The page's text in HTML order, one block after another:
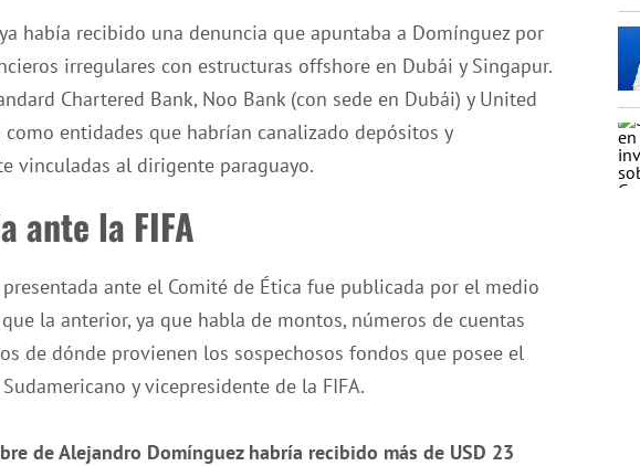
había recibido una denuncia que apuntaba a Domínguez por
irregulares con estructuras offshore en Dubái y Singapur.
Chartered Bank, Noo Bank (con sede en Dubái) y United
como entidades que habrían canalizado depósitos y
vinculadas al dirigente paraguayo.
ante la FIFA
ante el Comité de Ética fue publicada por el medio
la anterior, ya que habla de montos, números de cuentas
de dónde provienen los sospechosos fondos que posee el
y vicepresidente de la FIFA.
de Alejandro Domínguez habría recibido más de USD 23